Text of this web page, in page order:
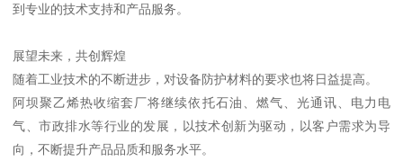
到专业的技术支持和产品服务。
展望未来，共创辉煌
随着工业技术的不断进步，对设备防护材料的要求也将日益提高。
阿坝聚乙烯热收缩套厂将继续依托石油、燃气、光通讯、电力电
气、市政排水等行业的发展，以技术创新为驱动，以客户需求为导
向，不断提升产品品质和服务水平。